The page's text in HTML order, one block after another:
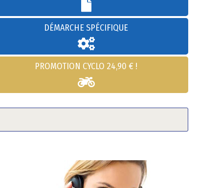
DÉMARCHE SPÉCIFIQUE
PROMOTION CYCLO 24,90 € !